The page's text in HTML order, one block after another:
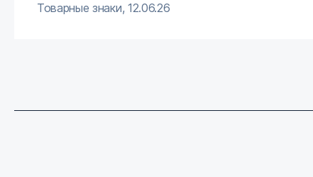
Товарные знаки, 12.06.26